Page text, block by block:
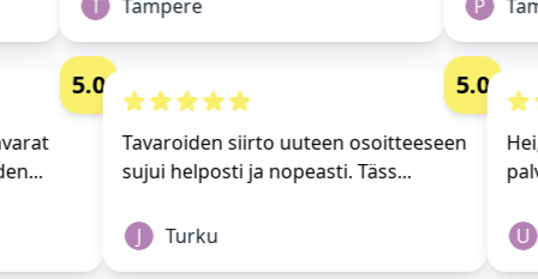
T Tampere P
5.0
Tavaroiden siirto uuteen osoitteeseen
sujui helposti ja nopeasti. Täss...
Turku
5.0